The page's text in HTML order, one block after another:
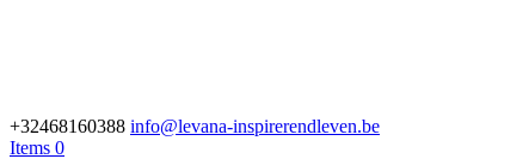
+32468160388 info@levana-inspirerendleven.be
Items 0